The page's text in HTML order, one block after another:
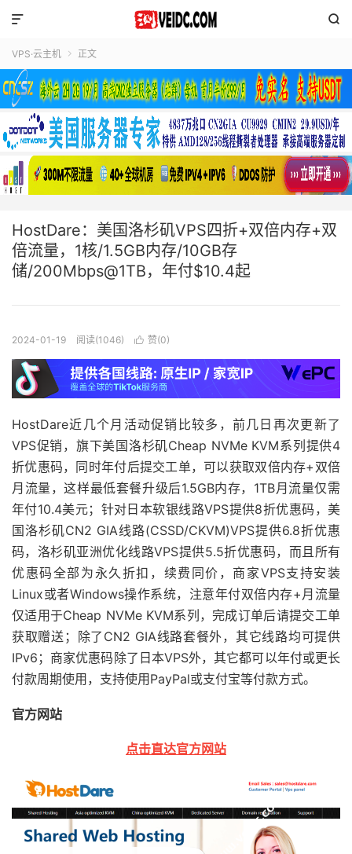


VPS·云主机  正文
HostDare：美国洛杉矶VPS四折+双倍内存+双
倍流量，1核/1.5GB内存/10GB存
储/200Mbps@1TB，年付$10.4起
2024-01-19 阅读(1046)  赞(0)
HostDare近几个月活动促销比较多，前几日再次更新了
VPS促销，旗下美国洛杉矶Cheap NVMe KVM系列提供4
折优惠码，同时年付后提交工单，可以获取双倍内存+双倍
月流量，这样最低套餐升级后1.5GB内存，1TB月流量仅需
年付10.4美元；针对日本软银线路VPS提供8折优惠码，美
国洛杉矶CN2 GIA线路(CSSD/CKVM)VPS提供6.8折优惠
码，洛杉矶亚洲优化线路VPS提供5.5折优惠码，而且所有
优惠码全部为永久折扣，续费同价，商家VPS支持安装
Linux或者Windows操作系统，注意年付双倍内存+月流量
仅适用于Cheap NVMe KVM系列，完成订单后请提交工单
获取赠送；除了CN2 GIA线路套餐外，其它线路均可提供
IPv6；商家优惠码除了日本VPS外，其它都可以年付或更长
付款周期使用，支持使用PayPal或支付宝等付款方式。
官方网站
点击直达官方网站